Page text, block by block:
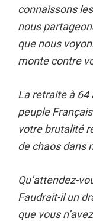
connaissons
nous
que nous
monte contre
La retraite à 64
peuple
votre brutalité
de chaos dans
Qu’attendez-
Faudrait-il un
que vous